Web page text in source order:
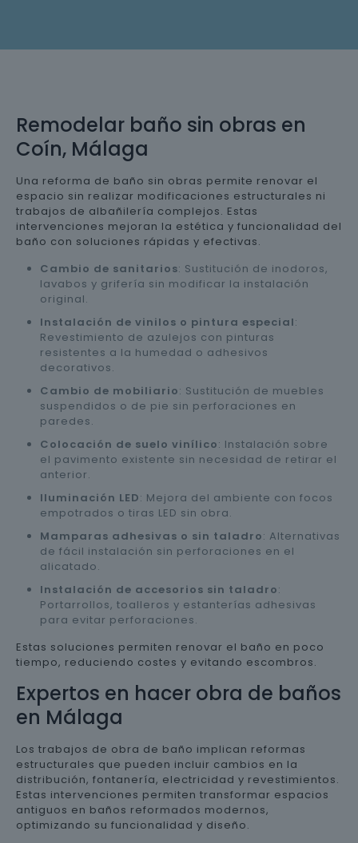
Remodelar baño sin obras en
Coín, Málaga
Una reforma de baño sin obras permite renovar el
espacio sin realizar modificaciones estructurales ni
trabajos de albañilería complejos. Estas
intervenciones mejoran la estética y funcionalidad del
baño con soluciones rápidas y efectivas.
Cambio de sanitarios: Sustitución de inodoros,
lavabos y grifería sin modificar la instalación
original.
Instalación de vinilos o pintura especial:
Revestimiento de azulejos con pinturas
resistentes a la humedad o adhesivos
decorativos.
Cambio de mobiliario: Sustitución de muebles
suspendidos o de pie sin perforaciones en
paredes.
Colocación de suelo vinílico: Instalación sobre
el pavimento existente sin necesidad de retirar el
anterior.
Iluminación LED: Mejora del ambiente con focos
empotrados o tiras LED sin obra.
Mamparas adhesivas o sin taladro: Alternativas
de fácil instalación sin perforaciones en el
alicatado.
Instalación de accesorios sin taladro:
Portarrollos, toalleros y estanterías adhesivas
para evitar perforaciones.
Estas soluciones permiten renovar el baño en poco
tiempo, reduciendo costes y evitando escombros.
Expertos en hacer obra de baños
en Málaga
Los trabajos de obra de baño implican reformas
estructurales que pueden incluir cambios en la
distribución, fontanería, electricidad y revestimientos.
Estas intervenciones permiten transformar espacios
antiguos en baños reformados modernos,
optimizando su funcionalidad y diseño.